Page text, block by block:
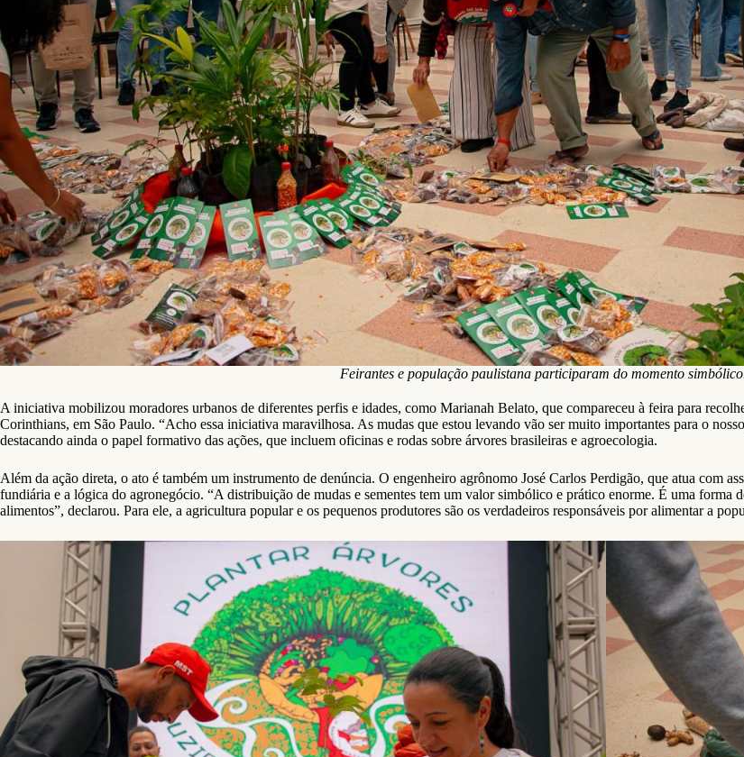
Feirantes e população paulistana participaram do momento
A iniciativa mobilizou moradores urbanos de diferentes perfis e idades, como Marianah Belato, que compareceu à feira para
Corinthians, em São Paulo. “Acho essa iniciativa maravilhosa. As mudas que estou levando vão ser muito importantes para o
destacando ainda o papel formativo das ações, que incluem oficinas e rodas sobre árvores brasileiras e agroecologia.
Além da ação direta, o ato é também um instrumento de denúncia. O engenheiro agrônomo José Carlos Perdigão, que atua com
fundiária e a lógica do agronegócio. “A distribuição de mudas e sementes tem um valor simbólico e prático enorme. É uma forma
alimentos”, declarou. Para ele, a agricultura popular e os pequenos produtores são os verdadeiros responsáveis por alimentar a